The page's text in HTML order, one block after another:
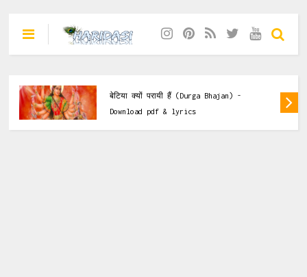
म्हारा कीर्तन मे रस बरसाओ (Ganesh Bhajan) -
Download pdf & lyrics